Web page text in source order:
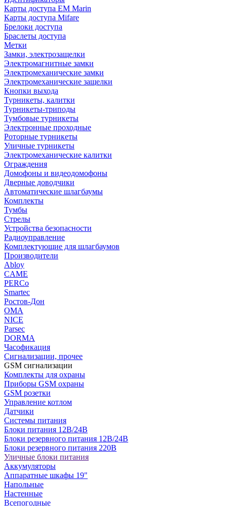
Карты доступа EM Marin
Карты доступа Mifare
Брелоки доступа
Браслеты доступа
Метки
Замки, электрозащелки
Электромагнитные замки
Электромеханические замки
Электромеханические защелки
Кнопки выхода
Турникеты, калитки
Турникеты-триподы
Тумбовые турникеты
Электронные проходные
Роторные турникеты
Уличные турникеты
Электромеханические калитки
Ограждения
Домофоны и видеодомофоны
Дверные доводчики
Автоматические шлагбаумы
Комплекты
Тумбы
Стрелы
Устройства безопасности
Радиоуправление
Комплектующие для шлагбаумов
Производители
Abloy
CAME
PERCo
Smartec
Ростов-Дон
ОМА
NICE
Parsec
DORMA
Часофикация
Сигнализации, прочее
GSM сигнализации
Комплекты для охраны
Приборы GSM охраны
GSM розетки
Управление котлом
Датчики
Системы питания
Блоки питания 12В/24В
Блоки резервного питания 12В/24В
Блоки резервного питания 220В
Уличные блоки питания
Аккумуляторы
Аппаратные шкафы 19"
Напольные
Настенные
Всепогодные